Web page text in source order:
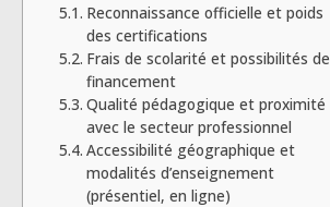
Reconnaissance officielle et poids
des certifications
Frais de scolarité et possibilités de
financement
Qualité pédagogique et proximité
avec le secteur professionnel
Accessibilité géographique et
modalités d’enseignement
(présentiel, en ligne)